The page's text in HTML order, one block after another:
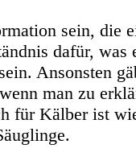
sein, die
dafür, was
Ansonsten
man zu
für Kälber ist